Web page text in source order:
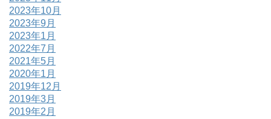
2023年10月
2023年9月
2023年1月
2022年7月
2021年5月
2020年1月
2019年12月
2019年3月
2019年2月